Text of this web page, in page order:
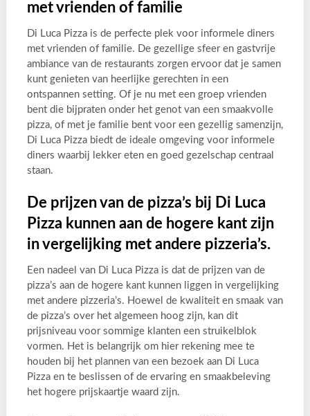
met vrienden of familie
Di Luca Pizza is de perfecte plek voor informele diners
met vrienden of familie. De gezellige sfeer en gastvrije
ambiance van de restaurants zorgen ervoor dat je samen
kunt genieten van heerlijke gerechten in een
ontspannen setting. Of je nu met een groep vrienden
bent die bijpraten onder het genot van een smaakvolle
pizza, of met je familie bent voor een gezellig samenzijn,
Di Luca Pizza biedt de ideale omgeving voor informele
diners waarbij lekker eten en goed gezelschap centraal
staan.
De prijzen van de pizza’s bij Di Luca
Pizza kunnen aan de hogere kant zijn
in vergelijking met andere pizzeria’s.
Een nadeel van Di Luca Pizza is dat de prijzen van de
pizza’s aan de hogere kant kunnen liggen in vergelijking
met andere pizzeria’s. Hoewel de kwaliteit en smaak van
de pizza’s over het algemeen hoog zijn, kan dit
prijsniveau voor sommige klanten een struikelblok
vormen. Het is belangrijk om hier rekening mee te
houden bij het plannen van een bezoek aan Di Luca
Pizza en te beslissen of de ervaring en smaakbeleving
het hogere prijskaartje waard zijn.